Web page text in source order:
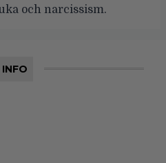
och narcissism.
INFO